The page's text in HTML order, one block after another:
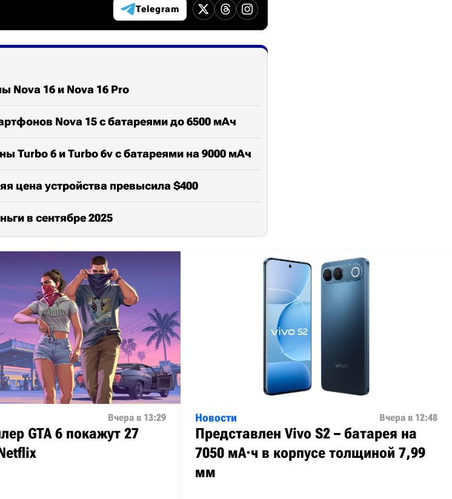
Telegram
Nova 16 и Nova 16 Pro
Nova 15 с батареями до 6500 мАч
Turbo 6 и Turbo 6v с батареями на 9000 мАч
цена устройства превысила $400
в сентябре 2025
Вчера в 13:29
GTA 6 покажут 27
Новости Вчера в 12:48
Представлен Vivo S2 – батарея на
7050 мА·ч в корпусе толщиной 7,99
мм